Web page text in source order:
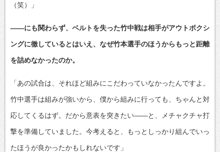
（笑）」
――にも関わらず、ベルトを失った竹中戦は相手がアウトボクシ
ングに徹しているとはいえ、なぜ竹本選手のほうからもっと距離
を詰めなかったのか。
「あの試合は、それほど組みにこだわっていなかったんですよ。
竹中選手は組みが強いから、僕から組みに行っても、ちゃんと対
応してくるはず。だから意表を突きたい――と、メチャクチャ打
撃を準備していました。今考えると、もっとしっかり組んでいっ
たほうが良かったかもしれないです」